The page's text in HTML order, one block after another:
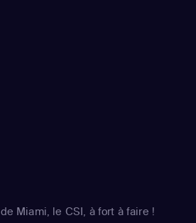
Miami, le CSI, à fort à faire !